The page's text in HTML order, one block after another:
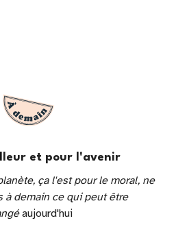
et pour l'avenir
ça l'est pour le moral, ne
à demain ce qui peut être
aujourd'hui